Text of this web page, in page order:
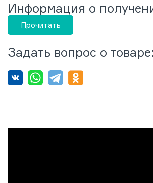
Информация о
Прочитать
Задать вопрос о товаре: